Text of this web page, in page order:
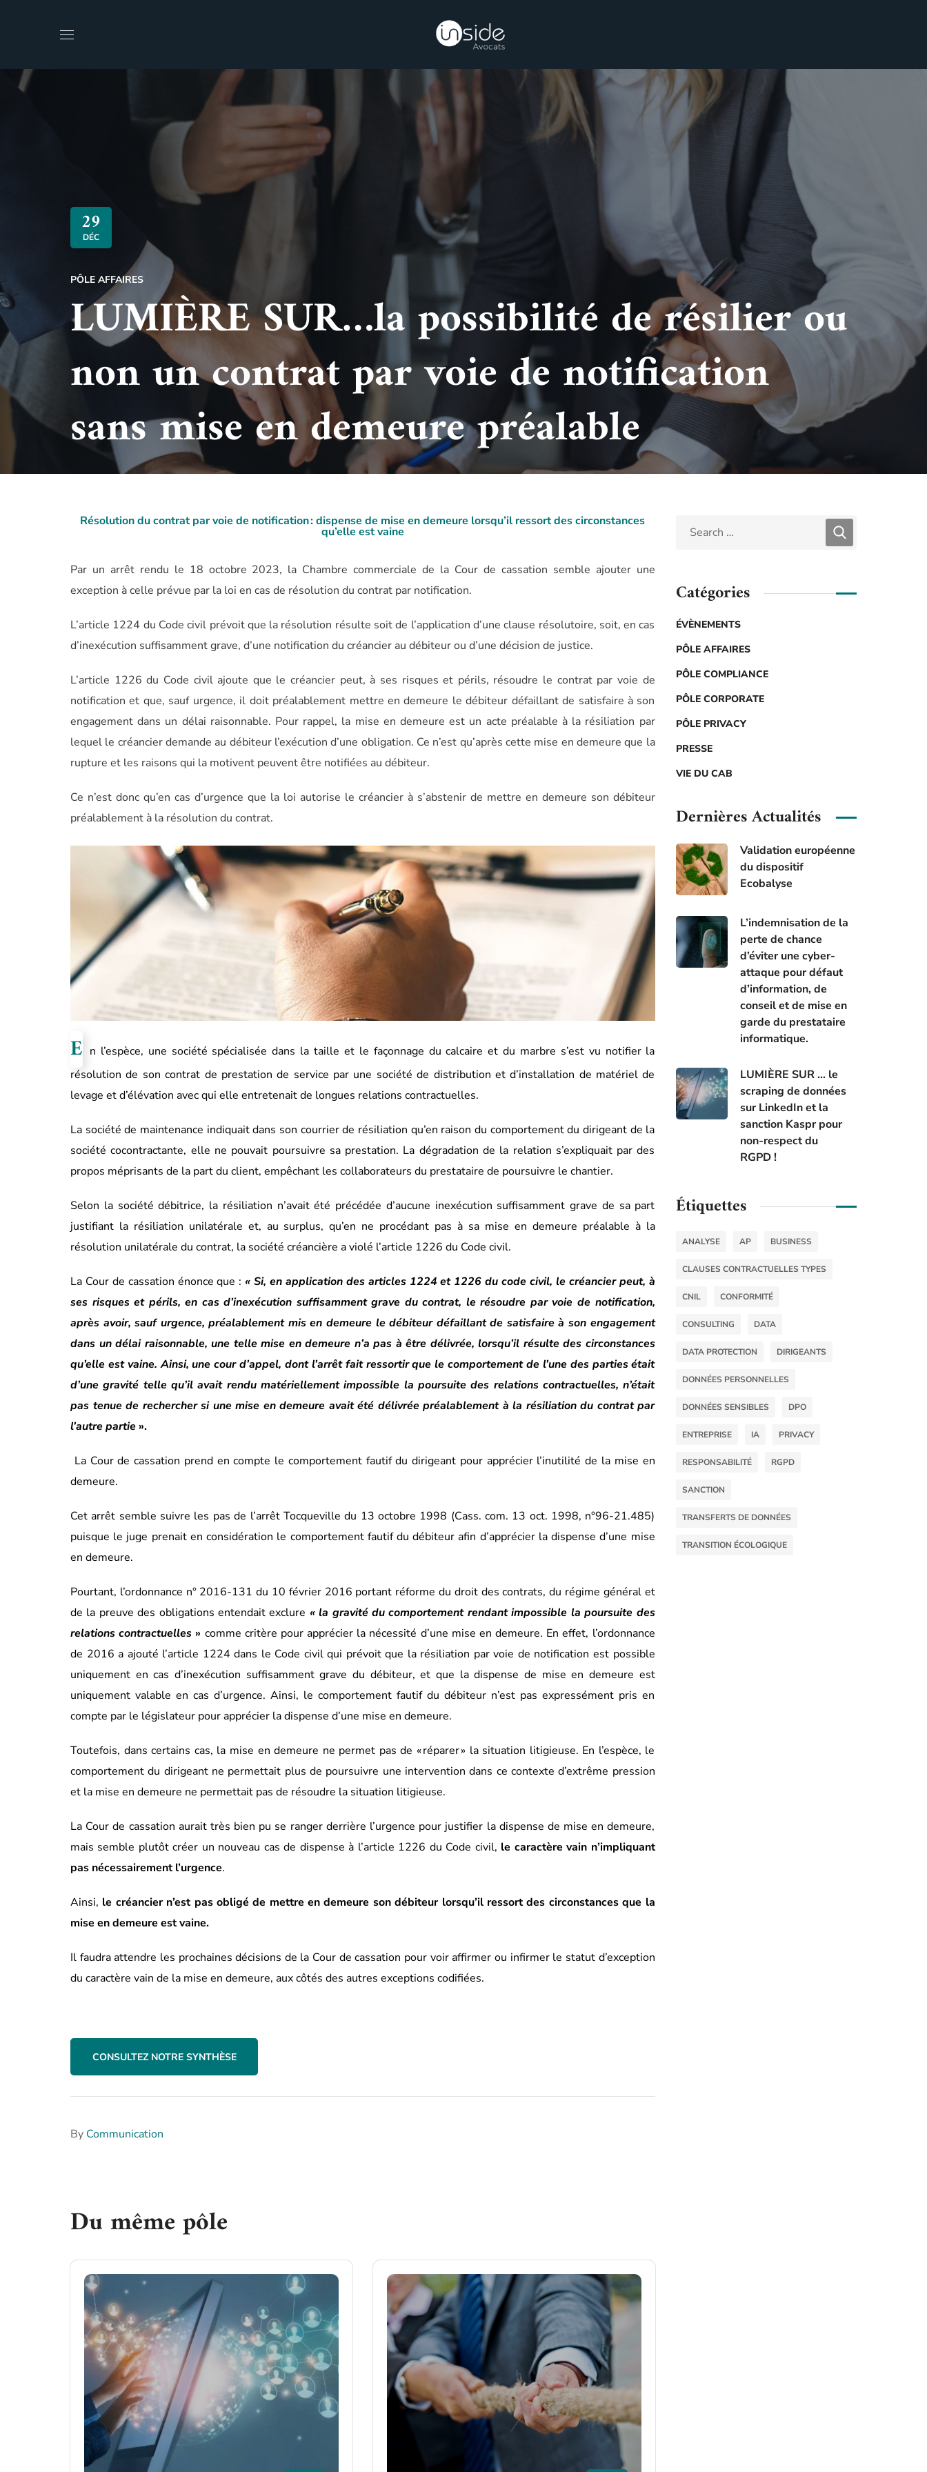
29
DÉC
PÔLE AFFAIRES
LUMIÈRE SUR…la possibilité de résilier ou
non un contrat par voie de notification
sans mise en demeure préalable
Résolution du contrat par voie de notification : dispense de mise en demeure lorsqu’il ressort des circonstances
qu’elle est vaine
Par un arrêt rendu le 18 octobre 2023, la Chambre commerciale de la Cour de cassation semble ajouter une
exception à celle prévue par la loi en cas de résolution du contrat par notification.
L’article 1224 du Code civil prévoit que la résolution résulte soit de l’application d’une clause résolutoire, soit, en cas
d’inexécution suffisamment grave, d’une notification du créancier au débiteur ou d’une décision de justice.
L’article 1226 du Code civil ajoute que le créancier peut, à ses risques et périls, résoudre le contrat par voie de
notification et que, sauf urgence, il doit préalablement mettre en demeure le débiteur défaillant de satisfaire à son
engagement dans un délai raisonnable. Pour rappel, la mise en demeure est un acte préalable à la résiliation par
lequel le créancier demande au débiteur l’exécution d’une obligation. Ce n’est qu’après cette mise en demeure que la
rupture et les raisons qui la motivent peuvent être notifiées au débiteur.
Ce n’est donc qu’en cas d’urgence que la loi autorise le créancier à s’abstenir de mettre en demeure son débiteur
préalablement à la résolution du contrat.
E n l’espèce, une société spécialisée dans la taille et le façonnage du calcaire et du marbre s’est vu notifier la
résolution de son contrat de prestation de service par une société de distribution et d’installation de matériel de
levage et d’élévation avec qui elle entretenait de longues relations contractuelles.
La société de maintenance indiquait dans son courrier de résiliation qu’en raison du comportement du dirigeant de la
société cocontractante, elle ne pouvait poursuivre sa prestation. La dégradation de la relation s’expliquait par des
propos méprisants de la part du client, empêchant les collaborateurs du prestataire de poursuivre le chantier.
Selon la société débitrice, la résiliation n’avait été précédée d’aucune inexécution suffisamment grave de sa part
justifiant la résiliation unilatérale et, au surplus, qu’en ne procédant pas à sa mise en demeure préalable à la
résolution unilatérale du contrat, la société créancière a violé l’article 1226 du Code civil.
La Cour de cassation énonce que : «Si, en application des articles 1224 et 1226 du code civil, le créancier peut, à
ses risques et périls, en cas d’inexécution suffisamment grave du contrat, le résoudre par voie de notification,
après avoir, sauf urgence, préalablement mis en demeure le débiteur défaillant de satisfaire à son engagement
dans un délai raisonnable, une telle mise en demeure n’a pas à être délivrée, lorsqu’il résulte des circonstances
qu’elle est vaine. Ainsi, une cour d’appel, dont l’arrêt fait ressortir que le comportement de l’une des parties était
d’une gravité telle qu’il avait rendu matériellement impossible la poursuite des relations contractuelles, n’était
pas tenue de rechercher si une mise en demeure avait été délivrée préalablement à la résiliation du contrat par
l’autre partie».
La Cour de cassation prend en compte le comportement fautif du dirigeant pour apprécier l’inutilité de la mise en
demeure.
Cet arrêt semble suivre les pas de l’arrêt Tocqueville du 13 octobre 1998 (Cass. com. 13 oct. 1998, n°96-21.485)
puisque le juge prenait en considération le comportement fautif du débiteur afin d’apprécier la dispense d’une mise
en demeure.
Pourtant, l’ordonnance n° 2016-131 du 10 février 2016 portant réforme du droit des contrats, du régime général et
de la preuve des obligations entendait exclure « la gravité du comportement rendant impossible la poursuite des
relations contractuelles » comme critère pour apprécier la nécessité d’une mise en demeure. En effet, l’ordonnance
de 2016 a ajouté l’article 1224 dans le Code civil qui prévoit que la résiliation par voie de notification est possible
uniquement en cas d’inexécution suffisamment grave du débiteur, et que la dispense de mise en demeure est
uniquement valable en cas d’urgence. Ainsi, le comportement fautif du débiteur n’est pas expressément pris en
compte par le législateur pour apprécier la dispense d’une mise en demeure.
Toutefois, dans certains cas, la mise en demeure ne permet pas de « réparer » la situation litigieuse. En l’espèce, le
comportement du dirigeant ne permettait plus de poursuivre une intervention dans ce contexte d’extrême pression
et la mise en demeure ne permettait pas de résoudre la situation litigieuse.
La Cour de cassation aurait très bien pu se ranger derrière l’urgence pour justifier la dispense de mise en demeure,
mais semble plutôt créer un nouveau cas de dispense à l’article 1226 du Code civil, le caractère vain n’impliquant
pas nécessairement l’urgence.
Ainsi, le créancier n’est pas obligé de mettre en demeure son débiteur lorsqu’il ressort des circonstances que la
mise en demeure est vaine.
Il faudra attendre les prochaines décisions de la Cour de cassation pour voir affirmer ou infirmer le statut d’exception
du caractère vain de la mise en demeure, aux côtés des autres exceptions codifiées.
CONSULTEZ NOTRE SYNTHÈSE
By Communication
Du même pôle
Catégories
ÉVÈNEMENTS
PÔLE AFFAIRES
PÔLE COMPLIANCE
PÔLE CORPORATE
PÔLE PRIVACY
PRESSE
VIE DU CAB
Dernières Actualités
Validation européenne
du dispositif
Ecobalyse
L’indemnisation de la
perte de chance
d’éviter une cyber-
attaque pour défaut
d’information, de
conseil et de mise en
garde du prestataire
informatique.
LUMIÈRE SUR … le
scraping de données
sur LinkedIn et la
sanction Kaspr pour
non-respect du
RGPD !
Étiquettes
ANALYSE AP BUSINESS
CLAUSES CONTRACTUELLES TYPES
CNIL CONFORMITÉ
CONSULTING DATA
DATA PROTECTION DIRIGEANTS
DONNÉES PERSONNELLES
DONNÉES SENSIBLES DPO
ENTREPRISE IA PRIVACY
RESPONSABILITÉ RGPD
SANCTION
TRANSFERTS DE DONNÉES
TRANSITION ÉCOLOGIQUE